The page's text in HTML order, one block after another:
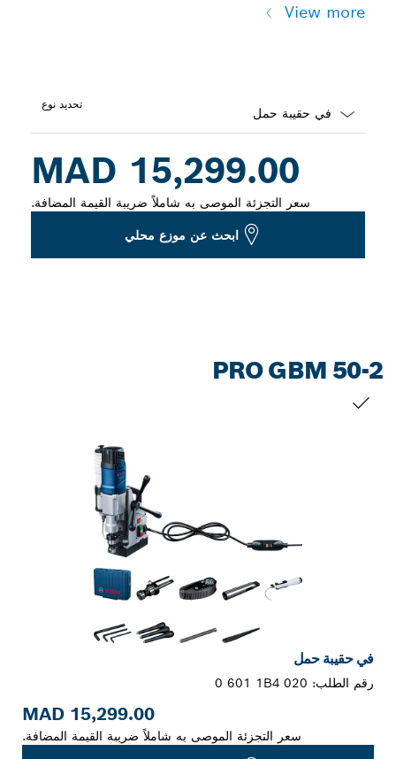
View more
تحديد نوع
15,299.00 MAD
سعر التجزئة الموصى به شاملاً ضريبة القيمة المضافة.
ابحث عن موزع محلي
PRO GBM 50-2
في حقيبة حمل
رقم الطلب:0 601 1B4 020
15,299.00 MAD
سعر التجزئة الموصى به شاملاً ضريبة القيمة المضافة.